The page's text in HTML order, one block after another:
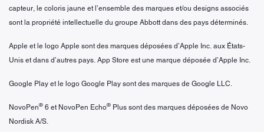
capteur, le coloris jaune et l’ensemble des marques et/ou designs associés
sont la propriété intellectuelle du groupe Abbott dans des pays déterminés.
Apple et le logo Apple sont des marques déposées d’Apple Inc. aux États-
Unis et dans d’autres pays. App Store est une marque déposée d’Apple Inc.
Google Play et le logo Google Play sont des marques de Google LLC.
NovoPen® 6 et NovoPen Echo® Plus sont des marques déposées de Novo
Nordisk A/S.